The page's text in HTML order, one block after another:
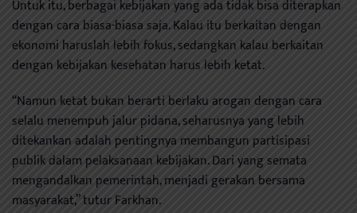
Untuk itu, berbagai kebijakan yang ada tidak bisa diterapkan
dengan cara biasa-biasa saja. Kalau itu berkaitan dengan
ekonomi haruslah lebih fokus, sedangkan kalau berkaitan
dengan kebijakan kesehatan harus lebih ketat.
“Namun ketat bukan berarti berlaku arogan dengan cara
selalu menempuh jalur pidana, seharusnya yang lebih
ditekankan adalah pentingnya membangun partisipasi
publik dalam pelaksanaan kebijakan. Dari yang semata
mengandalkan pemerintah, menjadi gerakan bersama
masyarakat,” tutur Farkhan.